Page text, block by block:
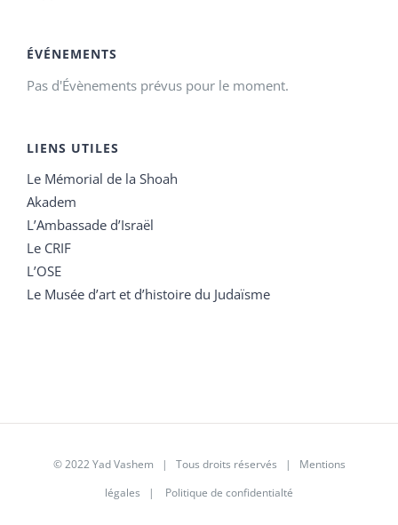
ÉVÉNEMENTS
Pas d'Évènements prévus pour le moment.
LIENS UTILES
Le Mémorial de la Shoah
Akadem
L’Ambassade d’Israël
Le CRIF
L’OSE
Le Musée d’art et d’histoire du Judaïsme
© 2022 Yad Vashem | Tous droits réservés | Mentions
légales | Politique de confidentialté